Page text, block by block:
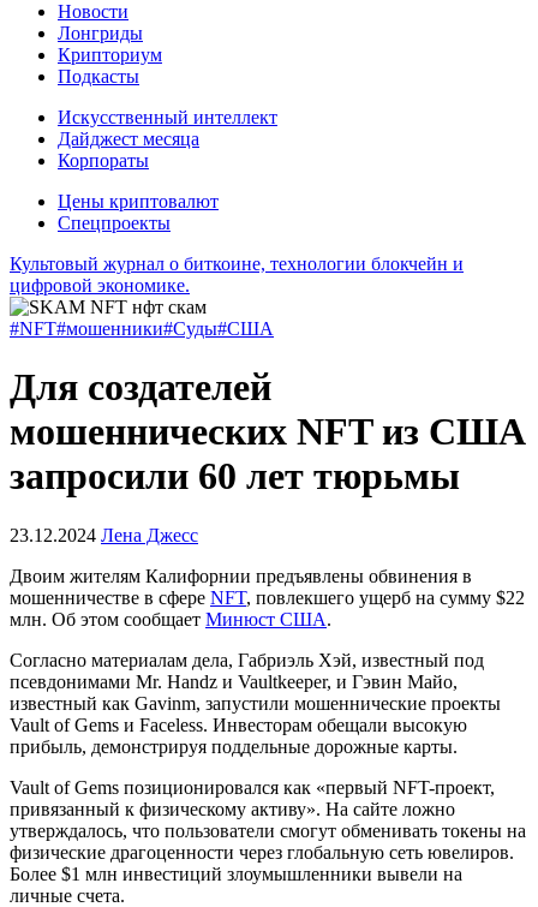
Новости
Лонгриды
Крипториум
Подкасты
Искусственный интеллект
Дайджест месяца
Корпораты
Цены криптовалют
Спецпроекты
Культовый журнал о биткоине, технологии блокчейн и
цифровой экономике.
#NFT#мошенники#Суды#США
Для создателей
мошеннических NFT из США
запросили 60 лет тюрьмы
23.12.2024 Лена Джесс
Двоим жителям Калифорнии предъявлены обвинения в
мошенничестве в сфере NFT, повлекшего ущерб на сумму $22
млн. Об этом сообщает Минюст США.
Согласно материалам дела, Габриэль Хэй, известный под
псевдонимами Mr. Handz и Vaultkeeper, и Гэвин Майо,
известный как Gavinm, запустили мошеннические проекты
Vault of Gems и Faceless. Инвесторам обещали высокую
прибыль, демонстрируя поддельные дорожные карты.
Vault of Gems позиционировался как «первый NFT-проект,
привязанный к физическому активу». На сайте ложно
утверждалось, что пользователи смогут обменивать токены на
физические драгоценности через глобальную сеть ювелиров.
Более $1 млн инвестиций злоумышленники вывели на
личные счета.